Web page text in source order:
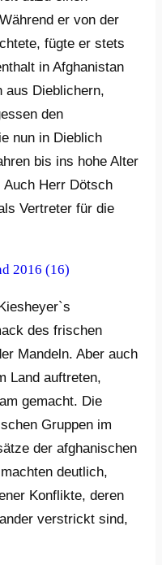
er von der
fügte er stets
in Afghanistan
aus Dieblichern,
den
nun in Dieblich
bis ins hohe Alter
Herr Dötsch
Vertreter für die
des frischen
Mandeln. Aber auch
Land auftreten,
gemacht. Die
Gruppen im
der afghanischen
deutlich,
Konflikte, deren
verstrickt sind,